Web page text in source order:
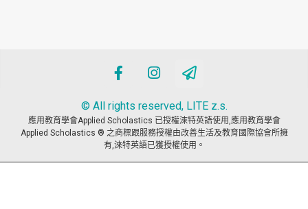
© All rights reserved, LITE z.s.
應用教育學會Applied Scholastics 已授權淶特英語使用,應用教育學會
Applied Scholastics ® 之商標跟服務授權由改善生活及教育國際協會所擁
有,淶特英語已獲授權使用。